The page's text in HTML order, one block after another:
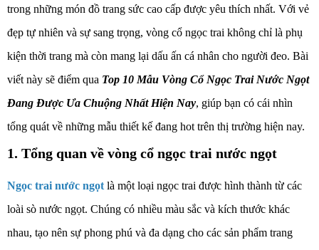
trong những món đồ trang sức cao cấp được yêu thích nhất. Với vẻ
đẹp tự nhiên và sự sang trọng, vòng cổ ngọc trai không chỉ là phụ
kiện thời trang mà còn mang lại dấu ấn cá nhân cho người đeo. Bài
viết này sẽ điểm qua Top 10 Mẫu Vòng Cổ Ngọc Trai Nước Ngọt
Đang Được Ưa Chuộng Nhất Hiện Nay, giúp bạn có cái nhìn
tổng quát về những mẫu thiết kế đang hot trên thị trường hiện nay.
1. Tổng quan về vòng cổ ngọc trai nước ngọt
Ngọc trai nước ngọt là một loại ngọc trai được hình thành từ các
loài sò nước ngọt. Chúng có nhiều màu sắc và kích thước khác
nhau, tạo nên sự phong phú và đa dạng cho các sản phẩm trang